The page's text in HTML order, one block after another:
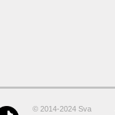
© 2014-2024 Sva